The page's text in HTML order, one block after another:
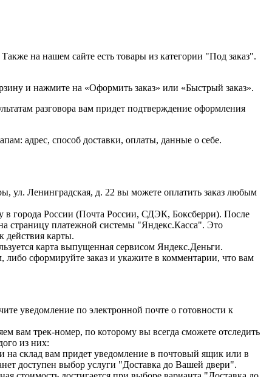
на нашем сайте есть товары из категории "Под заказ".
и нажмите на «Оформить заказ» или «Быстрый заказ».
разговора вам придет подтверждение оформления
адрес, способ доставки, оплаты, данные о себе.
ул. Ленинградская, д. 22 вы можете оплатить заказ любым
в города России (Почта России, СДЭК, Боксберри). После
страницу платежной системы "Яндекс.Касса". Это
действия карты.
карта выпущенная сервисом Яндекс.Деньги.
сформируйте заказ и укажите в комментарии, что вам
уведомление по электронной почте о готовности к
вам трек-номер, по которому вы всегда сможете отследить
из них:
на склад вам придет уведомление в почтовый ящик или в
доступен выбор услуги "Доставка до Вашей двери".